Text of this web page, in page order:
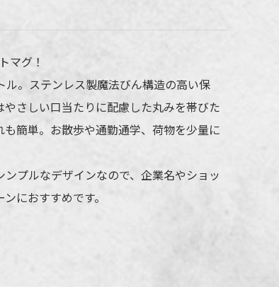
真空断熱ポケットマグ 180mlの名
回転シルク印刷
側面
販売価格（本体代＋印刷代）に含む
には商品の個体差や名入れ位置・色に若干の差が生じる
マグ！
。ステンレス製魔法びん構造の高い保
さしい口当たりに配慮した丸みを帯びた
簡単。お散歩や通勤通学、荷物を少量に
プルなデザインなので、企業名やショッ
におすすめです。